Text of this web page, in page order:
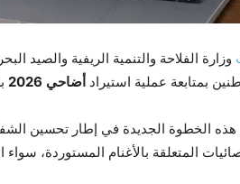
وزارة الفلاحة والتنمية الريفية
بمتابعة عملية استيراد أضاحي 2026
هذه الخطوة الجديدة في إطار تحسين
المتعلقة بالأغنام المستوردة،